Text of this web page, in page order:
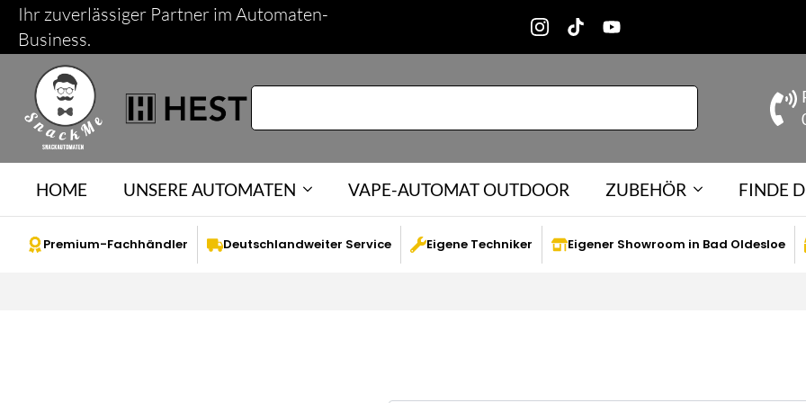
Ihr zuverlässiger Partner im Automaten-
Business.
HOME UNSERE AUTOMATEN VAPE-AUTOMAT OUTDOOR ZUBEHÖR FINDE
Premium-Fachhändler Deutschlandweiter Service Eigene Techniker Eigener Showroom in Bad Oldesloe